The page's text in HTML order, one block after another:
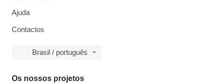
Ajuda
Contactos
Brasil / português
Os nossos projetos